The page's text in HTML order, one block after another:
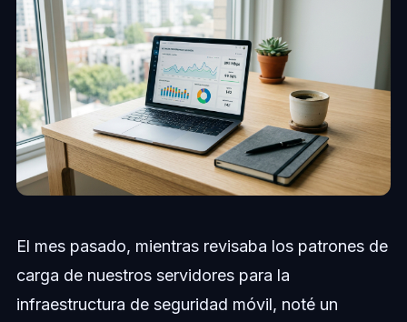
El mes pasado, mientras revisaba los patrones de
carga de nuestros servidores para la
infraestructura de seguridad móvil, noté un